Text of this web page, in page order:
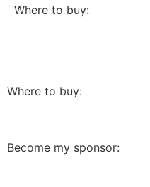
Where to buy:
Where to buy:
Become my sponsor: